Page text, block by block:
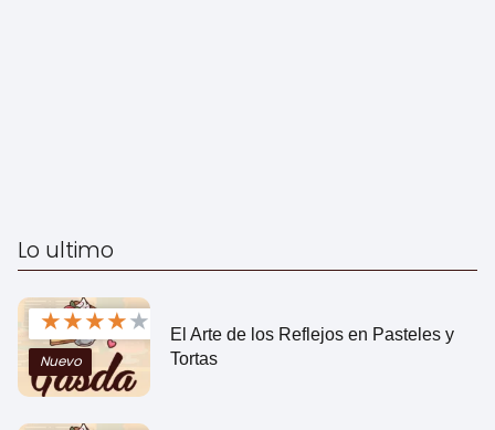
Lo ultimo
★★★★★
Nuevo
El Arte de los Reflejos en Pasteles y
Tortas